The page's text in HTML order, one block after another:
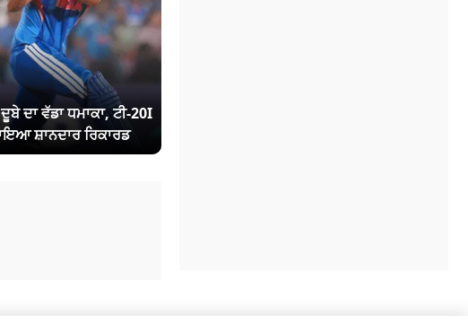
ਦਾ ਵੱਡਾ ਧਮਾਕਾ, ਟੀ-20I
ਸ਼ਾਨਦਾਰ ਰਿਕਾਰਡ